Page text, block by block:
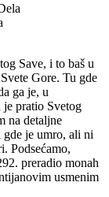
Save, i to baš u
Gore. Tu gde
ga je, u
pratio Svetog
na detaljne
gde je umro, ali ni
Podsećamo,
preradio monah
usmenim